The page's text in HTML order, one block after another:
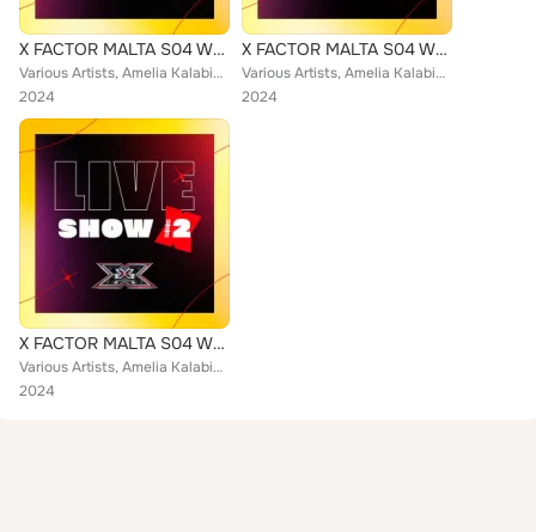
X FACTOR MALTA S04 Week 1 - This Is Me (Live)
Various Artists, Amelia Kalabic, Sean K, Martina & Kelsie, XO (MT), Shanice Micallef, Mattia Adduocchio, Richard Aquilina, Kodin...
2024
X FACTOR MALTA S04 Week 3 - Bring It Back (Live)
Various Artists, Amelia Kalabic, Sean K, Martina & Kelsie, XO (MT), Shanice Micallef, Mattia Adduocchio, Richard Aquilina, Kodin...
2024
X FACTOR MALTA S04 Week 2 - Number 1s (Live)
Various Artists, Amelia Kalabic, Sean K, Martina & Kelsie, XO (MT), Shanice Micallef, Mattia Adduocchio, Richard Aquilina, Kodin...
2024